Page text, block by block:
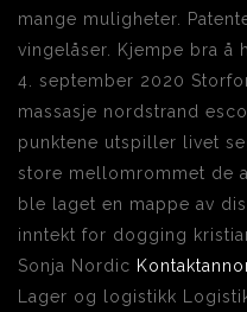
mange muligheter.
vingelåser. Kjempe bra
4. september 2020
massasje nordstrand
punktene utspiller livet
store mellomrommet de
ble laget en mappe av
inntekt for dogging
Sonja Nordic
Lager og logistikk